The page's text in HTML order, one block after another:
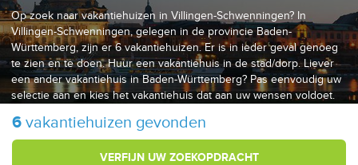
Op zoek naar vakantiehuizen in Villingen-Schwenningen? In
Villingen-Schwenningen, gelegen in de provincie Baden-
Württemberg, zijn er 6 vakantiehuizen. Er is in ieder geval genoeg
te zien en te doen. Huur een vakantiehuis in de stad/dorp. Liever
een ander vakantiehuis in Baden-Württemberg? Pas eenvoudig uw
selectie aan en kies het vakantiehuis dat aan uw wensen voldoet.
6 vakantiehuizen gevonden
VERFIJN UW ZOEKOPDRACHT